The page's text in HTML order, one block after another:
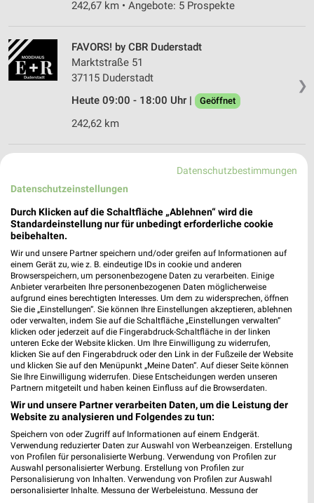
242,67 km • Angebote: 5 Prospekte
❯
FAVORS! by CBR Duderstadt
Marktstraße 51
37115 Duderstadt
Heute 09:00 - 18:00 Uhr |
Geöffnet
242,62 km
Takko Fashion Duderstadt
37115 Duderstadt
Heute 09:00 - 18:30 Uhr | Geöffnet
C&A Duderstadt
Marktstrasse 43
37115 Duderstadt
Heute 09:30 - 18:30 Uhr | Geöffnet
242,66 km
Jeans Fritz Duderstadt
Marktstraße 39
37115 Duderstadt
Heute 09:30 - 18:30 Uhr | Geöffnet
242,67 km • Angebote: 1 Prospekt
Datenschutzbestimmungen
Datenschutzeinstellungen
Durch Klicken auf die Schaltfläche „Ablehnen“ wird die
Standardeinstellung nur für unbedingt erforderliche cookie
beibehalten.
Wir und unsere Partner speichern und/oder greifen auf Informationen auf
einem Gerät zu, wie z. B. eindeutige IDs in cookie und anderen
Browserspeichern, um personenbezogene Daten zu verarbeiten. Einige
Anbieter verarbeiten Ihre personenbezogenen Daten möglicherweise
aufgrund eines berechtigten Interesses. Um dem zu widersprechen, öffnen
Sie die „Einstellungen“. Sie können Ihre Einstellungen akzeptieren, ablehnen
oder verwalten, indem Sie auf die Schaltfläche „Einstellungen verwalten“
klicken oder jederzeit auf die Fingerabdruck-Schaltfläche in der linken
unteren Ecke der Website klicken. Um Ihre Einwilligung zu widerrufen,
klicken Sie auf den Fingerabdruck oder den Link in der Fußzeile der Website
und klicken Sie auf den Menüpunkt „Meine Daten“. Auf dieser Seite können
Sie Ihre Einwilligung widerrufen. Diese Entscheidungen werden unseren
Partnern mitgeteilt und haben keinen Einfluss auf die Browserdaten.
Wir und unsere Partner verarbeiten Daten, um die Leistung der
Website zu analysieren und Folgendes zu tun:
Speichern von oder Zugriff auf Informationen auf einem Endgerät.
Verwendung reduzierter Daten zur Auswahl von Werbeanzeigen. Erstellung
von Profilen für personalisierte Werbung. Verwendung von Profilen zur
Auswahl personalisierter Werbung. Erstellung von Profilen zur
Personalisierung von Inhalten. Verwendung von Profilen zur Auswahl
personalisierter Inhalte. Messung der Werbeleistung. Messung der